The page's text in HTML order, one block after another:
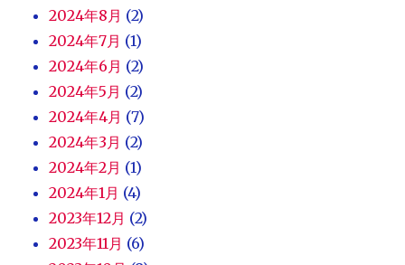
2024年8月 (2)
2024年7月 (1)
2024年6月 (2)
2024年5月 (2)
2024年4月 (7)
2024年3月 (2)
2024年2月 (1)
2024年1月 (4)
2023年12月 (2)
2023年11月 (6)